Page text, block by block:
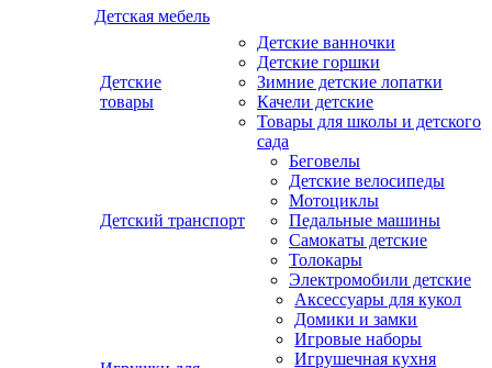
Детская мебель
Детские
товары
Детские ванночки
Детские горшки
Зимние детские лопатки
Качели детские
Товары для школы и детского
сада
Детский транспорт
Беговелы
Детские велосипеды
Мотоциклы
Педальные машины
Самокаты детские
Толокары
Электромобили детские
Аксессуары для кукол
Домики и замки
Игровые наборы
Игрушечная кухня